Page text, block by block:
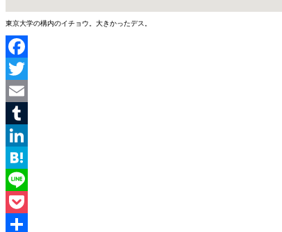
東京大学の構内のイチョウ。大きかったデス。
Facebook
Twitter
Email
Tumblr
LinkedIn
Hatena
Line
Pocket